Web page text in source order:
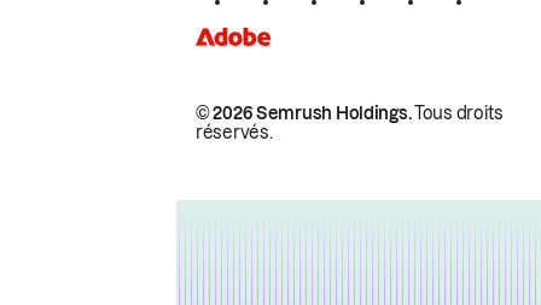
© 2026 Semrush Holdings.Tous droits
réservés.